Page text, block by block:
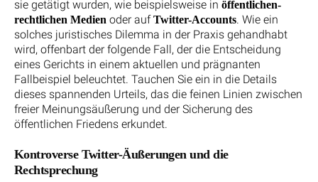
sie getätigt wurden, wie beispielsweise in öffentlichen-
rechtlichen Medien oder aufTwitter-Accounts. Wie ein
solches juristisches Dilemma in der Praxis gehandhabt
wird, offenbart der folgende Fall, der die Entscheidung
eines Gerichts in einem aktuellen und prägnanten
Fallbeispiel beleuchtet. Tauchen Sie ein in die Details
dieses spannenden Urteils, das die feinen Linien zwischen
freier Meinungsäußerung und der Sicherung des
öffentlichen Friedens erkundet.
Kontroverse Twitter-Äußerungen und die
Rechtsprechung